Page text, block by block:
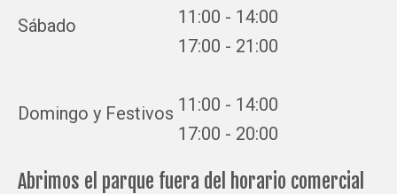
Sábado
11:00 - 14:00
17:00 - 21:00
Domingo y Festivos 11:00 - 14:00
17:00 - 20:00
Abrimos el parque fuera del horario comercial